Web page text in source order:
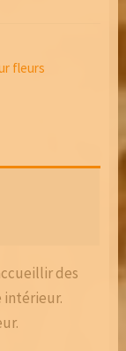
fleurs
des
intérieur.